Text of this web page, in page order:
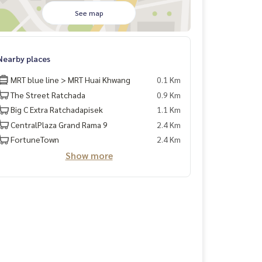
See map
places
MRT blue line > MRT Huai Khwang
0.1 Km
The Street Ratchada
0.9 Km
Big C Extra Ratchadapisek
1.1 Km
CentralPlaza Grand Rama 9
2.4 Km
FortuneTown
2.4 Km
Show more